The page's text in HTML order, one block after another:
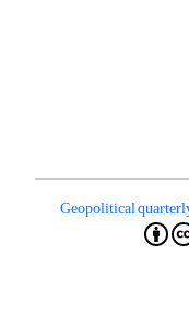
Geopolitical